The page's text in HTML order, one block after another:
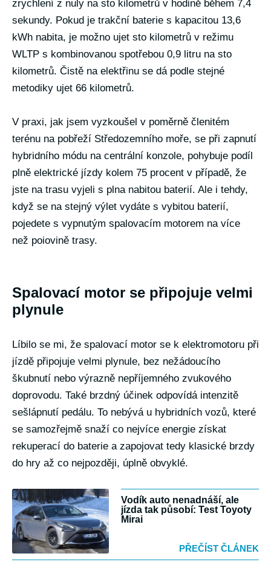
zrychlení z nuly na sto kilometrů v hodině během 7,4
sekundy. Pokud je trakční baterie s kapacitou 13,6
kWh nabita, je možno ujet sto kilometrů v režimu
WLTP s kombinovanou spotřebou 0,9 litru na sto
kilometrů. Čistě na elektřinu se dá podle stejné
metodiky ujet 66 kilometrů.
V praxi, jak jsem vyzkoušel v poměrně členitém
terénu na pobřeží Středozemního moře, se při zapnutí
hybridního módu na centrální konzole, pohybuje podíl
plně elektrické jízdy kolem 75 procent v případě, že
jste na trasu vyjeli s plna nabitou baterií. Ale i tehdy,
když se na stejný výlet vydáte s vybitou baterií,
pojedete s vypnutým spalovacím motorem na více
než poiovině trasy.
Spalovací motor se připojuje velmi
plynule
Líbilo se mi, že spalovací motor se k elektromotoru při
jízdě připojuje velmi plynule, bez nežádoucího
škubnutí nebo výrazně nepříjemného zvukového
doprovodu. Také brzdný účinek odpovídá intenzitě
sešlápnutí pedálu. To nebývá u hybridních vozů, které
se samozřejmě snaží co nejvíce energie získat
rekuperací do baterie a zapojovat tedy klasické brzdy
do hry až co nejpozději, úplně obvyklé.
Vodík auto nenadnáší, ale
jízda tak působí: Test Toyoty
Mirai
PŘEČÍST ČLÁNEK